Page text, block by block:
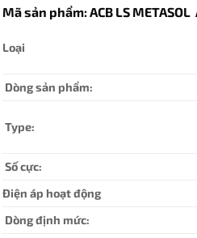
Mã sản phẩm: ACB LS
Loại
Dòng sản phẩm:
Type:
Số cực:
Điện áp hoạt động
Dòng định mức: